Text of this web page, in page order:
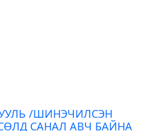
/ШИНЭЧИЛСЭН
САНАЛ АВЧ БАЙНА